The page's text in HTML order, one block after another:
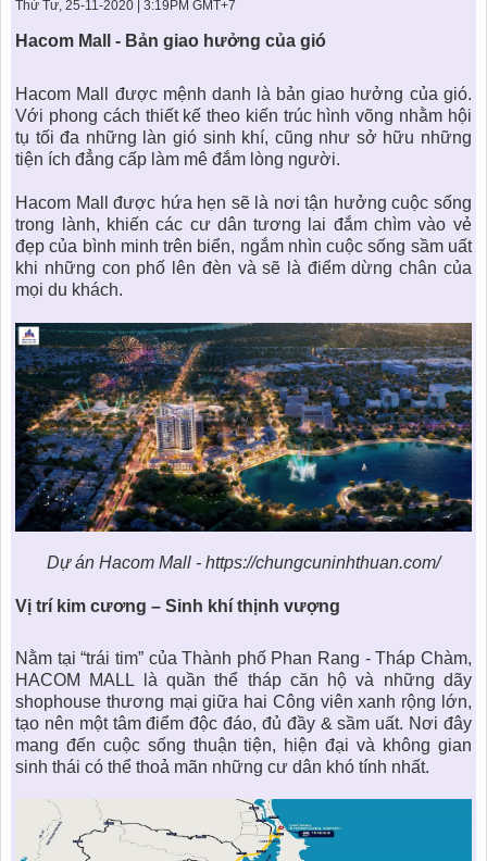
THÀNH ĐÔNG VỚI XÃ HÔI
BẮC
THƯ VIỆN PHÁP LUẬT
KIẾN TRÚC & PHONG THUỶ
TIN TỨC CÔNG TY
Thứ Tư, 25-11-2020 | 3:19PM GMT+7
Hacom Mall - Bản giao hưởng của gió
Hacom Mall
được mệnh danh là bản giao hưởng của gió.
Với phong cách thiết kế theo kiến trúc hình võng nhằm hội
tụ tối đa những làn gió sinh khí, cũng như sở hữu những
tiện ích đẳng cấp làm mê đắm lòng người.
Hacom Mall
được hứa hẹn sẽ là nơi tận hưởng cuộc sống
trong lành, khiến các cư dân tương lai đắm chìm vào vẻ
đẹp của bình minh trên biển, ngắm nhìn cuộc sống sầm uất
khi những con phố lên đèn và sẽ là điểm dừng chân của
mọi du khách.
Dự án Hacom Mall - https://chungcuninhthuan.com/
Vị trí kim cương – Sinh khí thịnh vượng
Nằm tại “trái tim” của Thành phố Phan Rang - Tháp Chàm,
HACOM MALL là quần thể tháp căn hộ và những dãy
shophouse thương mại giữa hai Công viên xanh rộng lớn,
tạo nên một tâm điểm độc đáo, đủ đầy & sầm uất. Nơi đây
mang đến cuộc sống thuận tiện, hiện đại và không gian
sinh thái có thể thoả mãn những cư dân khó tính nhất.